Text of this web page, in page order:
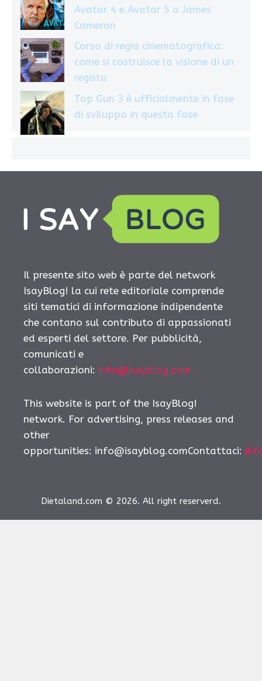
Avatar 4 e Avatar 5 a James
Cameron
Corso di regia cinematografica:
come si costruisce la visione di un
regista
Top Gun 3 è ufficialmente in fase
di sviluppo in questa fase
Il presente sito web è parte del network
IsayBlog! la cui rete editoriale comprende
siti tematici di informazione indipendente
che contano sul contributo di appassionati
ed esperti del settore. Per pubblicità,
comunicati e
collaborazioni: info@isayblog.com
This website is part of the IsayBlog!
network. For advertising, press releases and
other
opportunities: info@isayblog.comContattaci:
Dietaland.com © 2026. All right reserverd.